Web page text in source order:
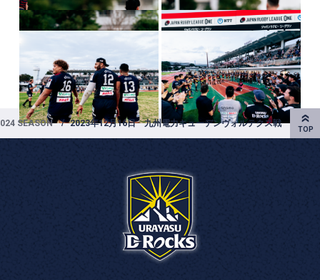
SEASON 2023年12月16日 九州電力キューデンヴォルテクス戦